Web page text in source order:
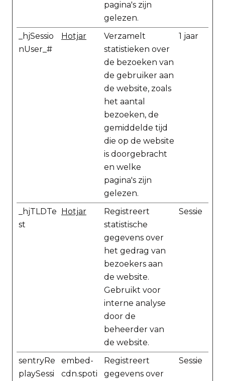
pagina's zijn
gelezen.
_hjSessio
nUser_#
Hotjar
Verzamelt
statistieken over
de bezoeken van
de gebruiker aan
de website, zoals
het aantal
bezoeken, de
gemiddelde tijd
die op de website
is doorgebracht
en welke
pagina's zijn
gelezen.
1 jaar
_hjTLDTe
st
Hotjar
Registreert
statistische
gegevens over
het gedrag van
bezoekers aan
de website.
Gebruikt voor
interne analyse
door de
beheerder van
de website.
Sessie
sentryRe
playSessi
embed-
cdn.spoti
Registreert
gegevens over
Sessie